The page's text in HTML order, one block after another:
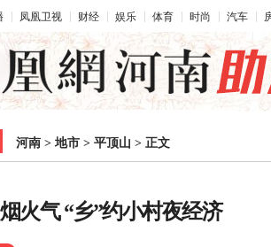
凤凰卫视 财经 娱乐 体育 时尚 汽车
河南 > 地市 > 平顶山 > 正文
火气 “乡”约小村夜经济